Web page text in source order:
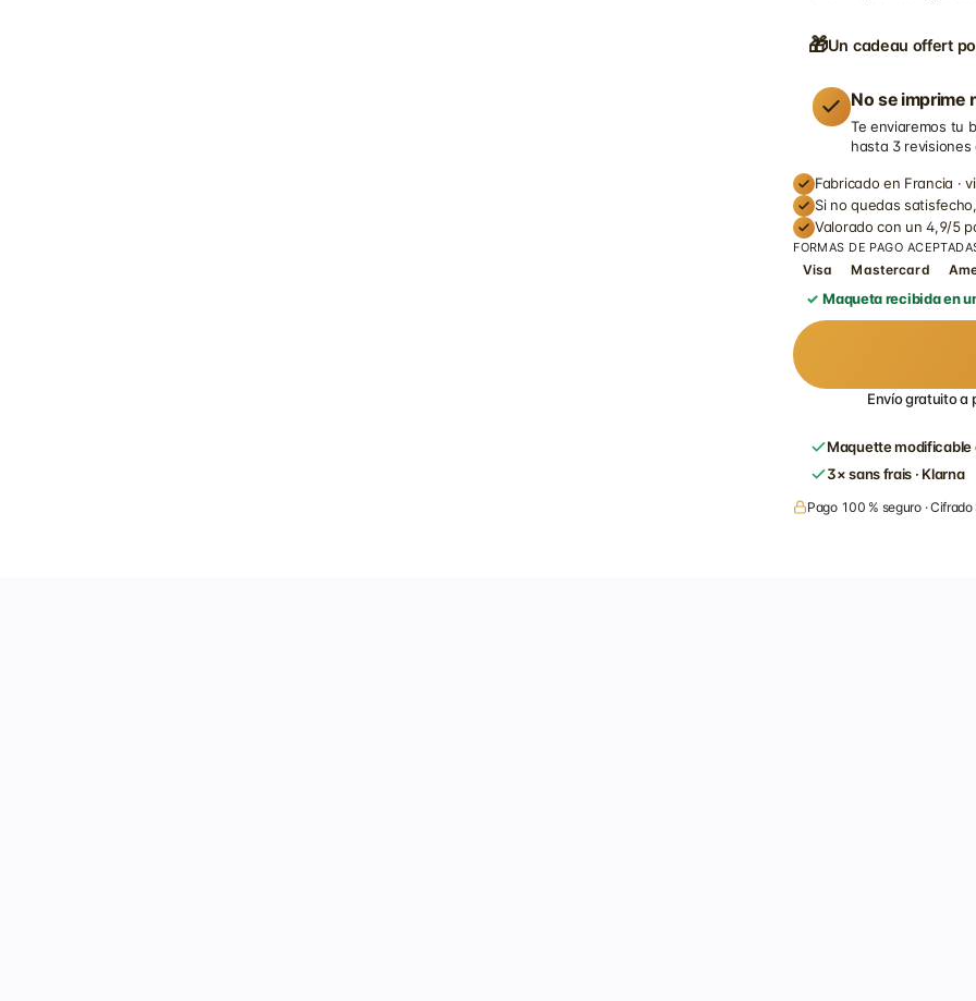
🎁Un cadeau offert
No se imprime
Te enviaremos tu
hasta 3
Fabricado en Francia ·
Si no quedas
Valorado con un 4,9/5
FORMAS DE PAGO
Visa Mastercard
Maqueta recibida en
Envío gratuito a
Maquette modificable
3× sans frais · Klarna
Pago 100 % seguro · Cifrado